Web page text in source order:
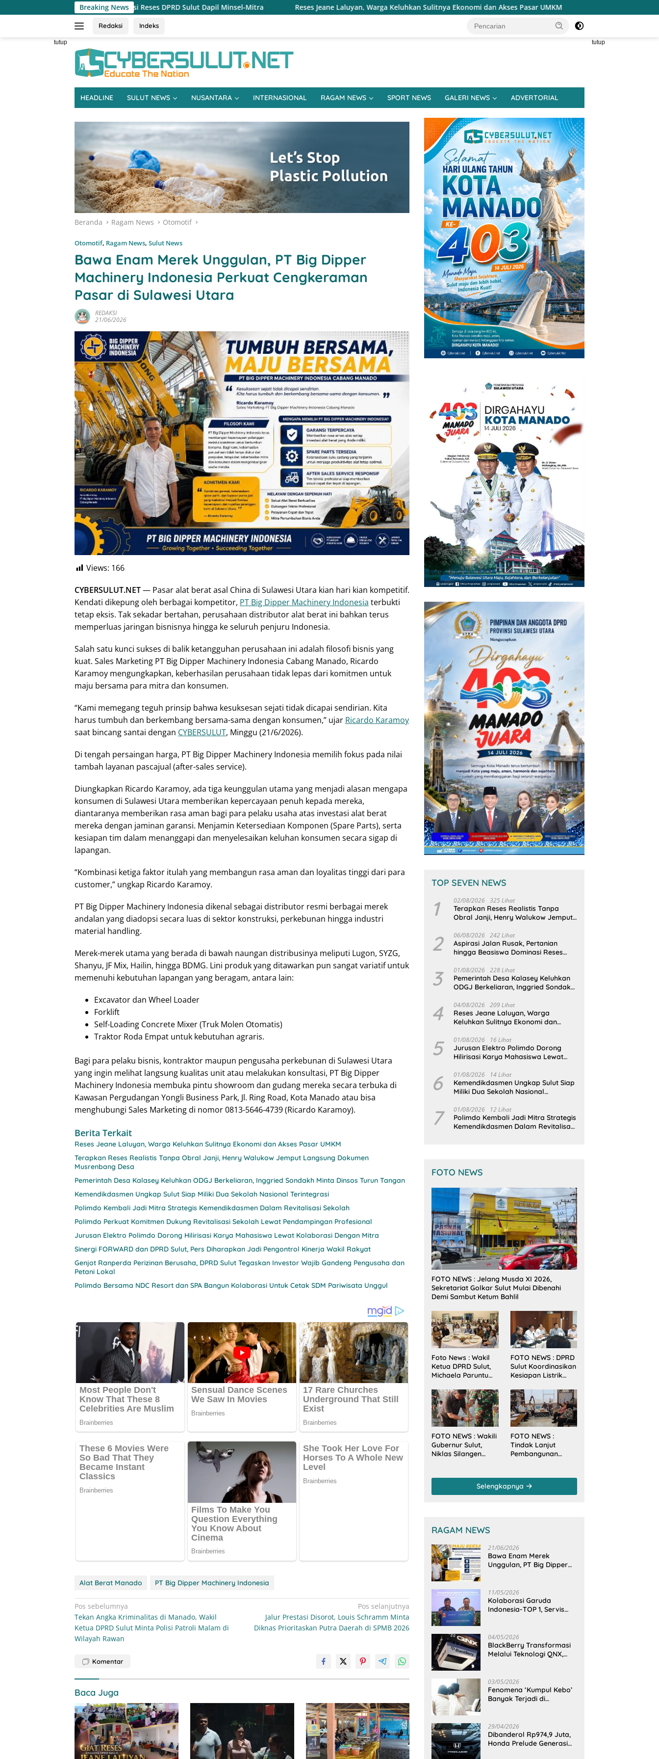
ke
Breaking News
Dominasi Reses DPRD Sulut Dapil Minsel-Mitra Reses Jeane Laluyan, Warga Keluhkan Sulitnya Ekonomi dan Akses Pasar UMKM Terapkan Reses Realistis Tanpa Obral Janji,
Redaksi Indeks
tutup tutup
HEADLINE SULUT NEWS NUSANTARA INTERNASIONAL RAGAM NEWS SPORT NEWS GALERI NEWS ADVERTORIAL
Beranda Ragam News Otomotif
Otomotif, Ragam News, Sulut News
Bawa Enam Merek Unggulan, PT Big Dipper
Machinery Indonesia Perkuat Cengkeraman
Pasar di Sulawesi Utara
REDAKSI
21/06/2026
Views: 166
CYBERSULUT.NET— Pasar alat berat asal China di Sulawesi Utara kian hari kian kompetitif.
Kendati dikepung oleh berbagai kompetitor, PT Big Dipper Machinery Indonesia terbukti
tetap eksis. Tak sekadar bertahan, perusahaan distributor alat berat ini bahkan terus
memperluas jaringan bisnisnya hingga ke seluruh penjuru Indonesia.
Salah satu kunci sukses di balik ketangguhan perusahaan ini adalah filosofi bisnis yang
kuat. Sales Marketing PT Big Dipper Machinery Indonesia Cabang Manado, Ricardo
Karamoy mengungkapkan, keberhasilan perusahaan tidak lepas dari komitmen untuk
maju bersama para mitra dan konsumen.
“Kami memegang teguh prinsip bahwa kesuksesan sejati tidak dicapai sendirian. Kita
harus tumbuh dan berkembang bersama-sama dengan konsumen,” ujar Ricardo Karamoy
saat bincang santai dengan CYBERSULUT, Minggu (21/6/2026).
Di tengah persaingan harga, PT Big Dipper Machinery Indonesia memilih fokus pada nilai
tambah layanan pascajual (after-sales service).
Diungkapkan Ricardo Karamoy, ada tiga keunggulan utama yang menjadi alasan mengapa
konsumen di Sulawesi Utara memberikan kepercayaan penuh kepada mereka,
diantaranya memberikan rasa aman bagi para pelaku usaha atas investasi alat berat
mereka dengan jaminan garansi. Menjamin Ketersediaan Komponen (Spare Parts), serta
kesiapan tim dalam menanggapi dan menyelesaikan keluhan konsumen secara sigap di
lapangan.
“Kombinasi ketiga faktor itulah yang membangun rasa aman dan loyalitas tinggi dari para
customer,” ungkap Ricardo Karamoy.
PT Big Dipper Machinery Indonesia dikenal sebagai distributor resmi berbagai merek
andalan yang diadopsi secara luas di sektor konstruksi, perkebunan hingga industri
material handling.
Merek-merek utama yang berada di bawah naungan distribusinya meliputi Lugon, SYZG,
Shanyu, JF Mix, Hailin, hingga BDMG. Lini produk yang ditawarkan pun sangat variatif untuk
memenuhi kebutuhan lapangan yang beragam, antara lain:
Excavator dan Wheel Loader
Forklift
Self-Loading Concrete Mixer (Truk Molen Otomatis)
Traktor Roda Empat untuk kebutuhan agraris.
Bagi para pelaku bisnis, kontraktor maupun pengusaha perkebunan di Sulawesi Utara
yang ingin melihat langsung kualitas unit atau melakukan konsultasi, PT Big Dipper
Machinery Indonesia membuka pintu showroom dan gudang mereka secara terbuka di
Kawasan Pergudangan Yongli Business Park, Jl. Ring Road, Kota Manado atau bisa
menghubungi Sales Marketing di nomor 0813-5646-4739 (Ricardo Karamoy).
Berita Terkait
Reses Jeane Laluyan, Warga Keluhkan Sulitnya Ekonomi dan Akses Pasar UMKM
Terapkan Reses Realistis Tanpa Obral Janji, Henry Walukow Jemput Langsung Dokumen
Musrenbang Desa
Pemerintah Desa Kalasey Keluhkan ODGJ Berkeliaran, Inggried Sondakh Minta Dinsos Turun Tangan
Kemendikdasmen Ungkap Sulut Siap Miliki Dua Sekolah Nasional Terintegrasi
Polimdo Kembali Jadi Mitra Strategis Kemendikdasmen Dalam Revitalisasi Sekolah
Polimdo Perkuat Komitmen Dukung Revitalisasi Sekolah Lewat Pendampingan Profesional
Jurusan Elektro Polimdo Dorong Hilirisasi Karya Mahasiswa Lewat Kolaborasi Dengan Mitra
Sinergi FORWARD dan DPRD Sulut, Pers Diharapkan Jadi Pengontrol Kinerja Wakil Rakyat
Genjot Ranperda Perizinan Berusaha, DPRD Sulut Tegaskan Investor Wajib Gandeng Pengusaha dan
Petani Lokal
Polimdo Bersama NDC Resort dan SPA Bangun Kolaborasi Untuk Cetak SDM Pariwisata Unggul
Alat Berat Manado PT Big Dipper Machinery Indonesia
Navigasi
pos
Pos sebelumnya
Tekan Angka Kriminalitas di Manado, Wakil
Ketua DPRD Sulut Minta Polisi Patroli Malam di
Wilayah Rawan
Pos selanjutnya
Jalur Prestasi Disorot, Louis Schramm Minta
Diknas Prioritaskan Putra Daerah di SPMB 2026
Komentar
Baca Juga
TOP SEVEN NEWS
1 02/08/2026 325 Lihat
Terapkan Reses Realistis Tanpa
Obral Janji, Henry Walukow Jemput
Desa
2 06/08/2026 242 Lihat
Aspirasi Jalan Rusak, Pertanian
hingga Beasiswa Dominasi Reses
3 01/08/2026 228 Lihat
Pemerintah Desa Kalasey Keluhkan
ODGJ Berkeliaran, Inggried Sondakh
4 04/08/2026 209 Lihat
Reses Jeane Laluyan, Warga
Keluhkan Sulitnya Ekonomi dan
5 01/08/2026 16 Lihat
Jurusan Elektro Polimdo Dorong
Hilirisasi Karya Mahasiswa Lewat
6 01/08/2026 14 Lihat
Kemendikdasmen Ungkap Sulut Siap
Miliki Dua Sekolah Nasional
7 01/08/2026 12 Lihat
Polimdo Kembali Jadi Mitra Strategis
Kemendikdasmen Dalam Revitalisasi
FOTO NEWS
FOTO NEWS : Jelang Musda XI 2026,
Sekretariat Golkar Sulut Mulai Dibenahi
Demi Sambut Ketum Bahlil
Foto News : Wakil
Ketua DPRD Sulut,
Michaela Paruntu
Makan Malam
Gubernur Sulut
Bersama
Wamenkes RI
FOTO NEWS : DPRD
Sulut Koordinasikan
Kesiapan Listrik
Tahun Baru 2026
FOTO NEWS : Wakili
Gubernur Sulut,
Niklas Silangen
Desa Arakan Minsel
FOTO NEWS :
Tindak Lanjut
Pembangunan
Sulut Sambangi
Dirjen SDA
Selengkapnya
RAGAM NEWS
21/06/2026
Bawa Enam Merek
Unggulan, PT Big Dipper
Pasar di Sulawesi Utara
11/05/2026
Kolaborasi Garuda
Indonesia-TOP 1, Servis
04/05/2026
BlackBerry Transformasi
Melalui Teknologi QNX,
Otomotif
03/05/2026
Fenomena ‘Kumpul Kebo’
Banyak Terjadi di
di Kota Manado
29/04/2026
Dibanderol Rp974,9 Juta,
Honda Prelude Generasi